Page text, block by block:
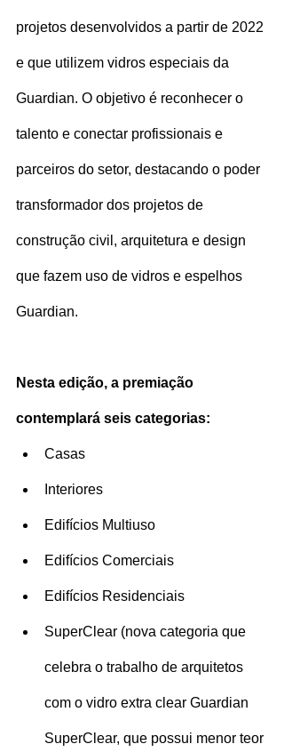
projetos desenvolvidos a partir de 2022
e que utilizem vidros especiais da
Guardian. O objetivo é reconhecer o
talento e conectar profissionais e
parceiros do setor, destacando o poder
transformador dos projetos de
construção civil, arquitetura e design
que fazem uso de vidros e espelhos
Guardian.
Nesta edição, a premiação
contemplará seis categorias:
Casas
Interiores
Edifícios Multiuso
Edifícios Comerciais
Edifícios Residenciais
SuperClear (nova categoria que
celebra o trabalho de arquitetos
com o vidro extra clear Guardian
SuperClear, que possui menor teor